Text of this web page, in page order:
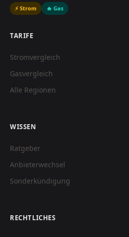
⚡ Strom 🔥 Gas
TARIFE
Stromvergleich
Gasvergleich
Alle Regionen
WISSEN
Ratgeber
Anbieterwechsel
Sonderkündigung
RECHTLICHES